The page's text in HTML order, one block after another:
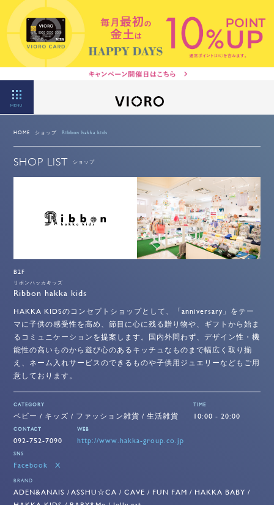
MENU
HOME ショップ Ribbon hakka kids
SHOP LIST ショップ
B2F
リボンハッカキッズ
Ribbon hakka kids
HAKKA KIDSのコンセプトショップとして、「anniversary」をテー
マに子供の感受性を高め、節目に心に残る贈り物や、ギフトから始ま
るコミュニケーションを提案します。国内外問わず、デザイン性・機
能性の高いものから遊び心のあるキッチュなものまで幅広く取り揃
え、ネーム入れサービスのできるものや子供用ジュエリーなどもご用
意しております。
CATEGORY
ベビー / キッズ / ファッション雑貨 / 生活雑貨
TIME
10:00 - 20:00
CONTACT
092-752-7090
WEB
http://www.hakka-group.co.jp
SNS
Facebook X
BRAND
ADEN&ANAIS / ASSHU☆CA / CAVE / FUN FAM / HAKKA BABY /